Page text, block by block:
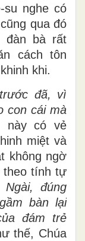
su nghe có
qua đó
đàn bà rất
cách tôn
khi.
đã, vì
con cái mà
này có vẻ
miệt và
không ngờ
theo tính tự
Ngài, đúng
bàn lại
đám trẻ
thế, Chúa